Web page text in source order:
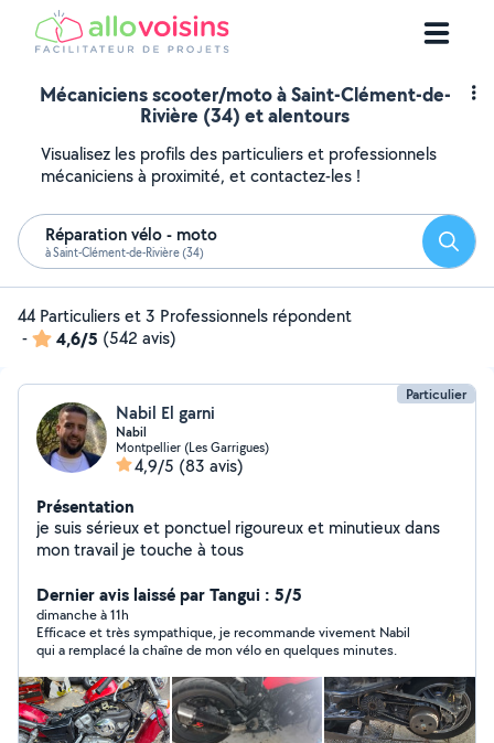
Mécaniciens scooter/moto à Saint-Clément-de-
Rivière (34) et alentours
Visualisez les profils des particuliers et professionnels
mécaniciens à proximité, et contactez-les !
Réparation vélo - moto
à Saint-Clément-de-Rivière (34)
44 Particuliers et 3 Professionnels répondent
-
4,6/5 (542 avis)
Particulier
Nabil El garni
Nabil
Montpellier (Les Garrigues)
4,9/5 (83 avis)
Présentation
je suis sérieux et ponctuel rigoureux et minutieux dans
mon travail je touche à tous
Dernier avis laissé par Tangui : 5/5
dimanche à 11h
Efficace et très sympathique, je recommande vivement Nabil
qui a remplacé la chaîne de mon vélo en quelques minutes.